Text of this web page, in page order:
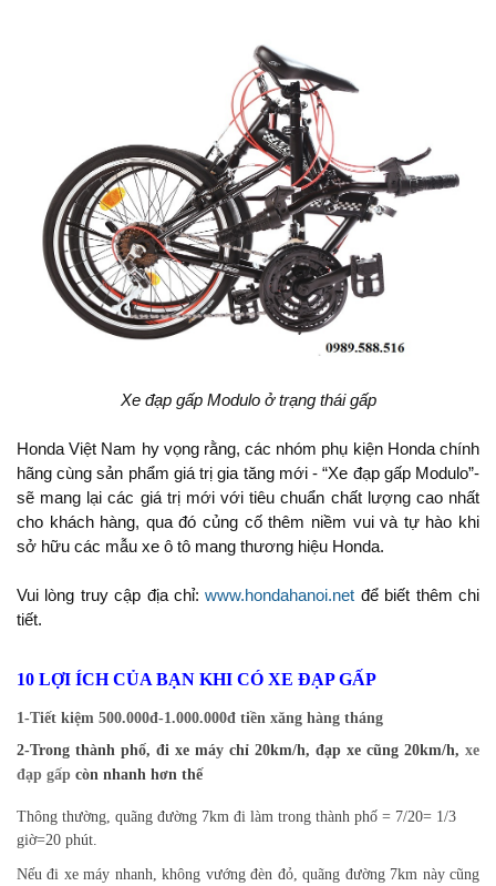
Xe đạp gấp Modulo ở trạng thái gấp
Honda Việt Nam hy vọng rằng, các nhóm phụ kiện Honda chính
hãng cùng sản phẩm giá trị gia tăng mới - “Xe đạp gấp Modulo”-
sẽ mang lại các giá trị mới với tiêu chuẩn chất lượng cao nhất
cho khách hàng, qua đó củng cố thêm niềm vui và tự hào khi
sở hữu các mẫu xe ô tô mang thương hiệu Honda.
Vui lòng truy cập địa chỉ:www.hondahanoi.net để biết thêm chi
tiết.
10 LỢI ÍCH CỦA BẠN KHI CÓ XE ĐẠP GẤP
1-Tiết kiệm 500.000đ-1.000.000đ tiền xăng hàng tháng
2-Trong thành phố, đi xe máy chỉ 20km/h, đạp xe cũng 20km/h, xe
đạp gấp còn nhanh hơn thế
Thông thường, quãng đường 7km đi làm trong thành phố = 7/20= 1/3
giờ=20 phút.
Nếu đi xe máy nhanh, không vướng đèn đỏ, quãng đường 7km này cũng